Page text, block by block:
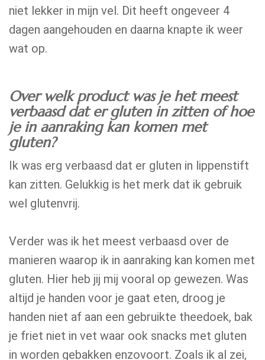
niet lekker in mijn vel. Dit heeft ongeveer 4
dagen aangehouden en daarna knapte ik weer
wat op.
Over welk product was je het meest
verbaasd dat er gluten in zitten of hoe
je in aanraking kan komen met
gluten?
Ik was erg verbaasd dat er gluten in lippenstift
kan zitten. Gelukkig is het merk dat ik gebruik
wel glutenvrij.
Verder was ik het meest verbaasd over de
manieren waarop ik in aanraking kan komen met
gluten. Hier heb jij mij vooral op gewezen. Was
altijd je handen voor je gaat eten, droog je
handen niet af aan een gebruikte theedoek, bak
je friet niet in vet waar ook snacks met gluten
in worden gebakken enzovoort. Zoals ik al zei,